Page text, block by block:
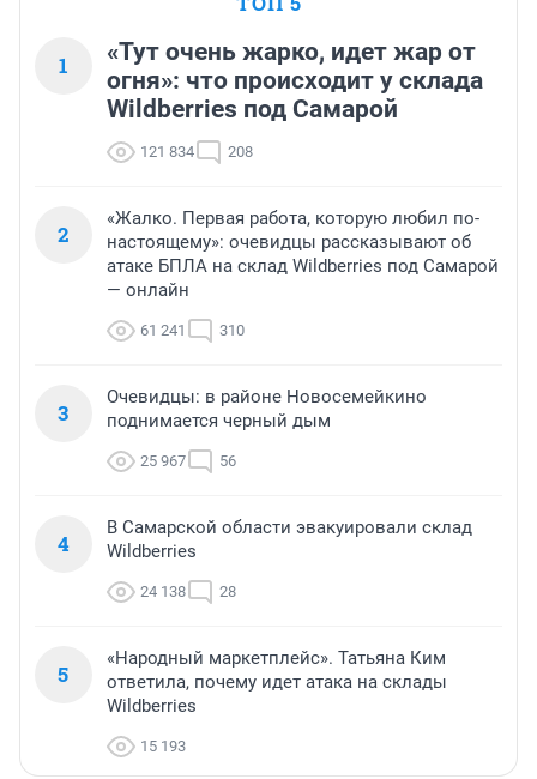
1
«Тут очень жарко, идет жар от
огня»: что происходит у склада
Wildberries под Самарой
121 834 208
2
«Жалко. Первая работа, которую любил по-
настоящему»: очевидцы рассказывают об
атаке БПЛА на склад Wildberries под Самарой
— онлайн
61 241 310
3
Очевидцы: в районе Новосемейкино
поднимается черный дым
25 967 56
4
В Самарской области эвакуировали склад
Wildberries
24 138 28
5
«Народный маркетплейс». Татьяна Ким
ответила, почему идет атака на склады
Wildberries
15 193